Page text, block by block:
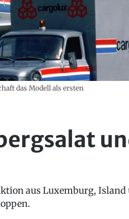
das Modell als ersten
aus Luxemburg, Island